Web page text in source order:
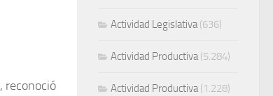
, reconoció
Actividad Legislativa(636)
Actividad Productiva(5.284)
Actividad Productiva(1.228)